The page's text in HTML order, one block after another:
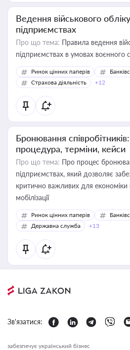
Ведення військового
підприємствах
Про що тема: Правила ведення
підприємствах в умовах воєнного
Ринок цінних паперів
Страхова діяльність
+12
Бронювання співробітників:
процедура, терміни, кейси
Про що тема: Про процес
підприємствах, який дозволяє
критично важливих для економіки
мобілізації
Ринок цінних паперів
Державна служба
+13
Зв'язатися:
забезпечує український бізнес